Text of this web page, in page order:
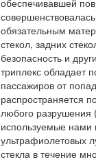
обязательным
стекол, задних
безопасность и
триплекс обладает
пассажиров от
распространяется
любого разрушения
используемые нами
ультрафиолетовых
стекла в течение